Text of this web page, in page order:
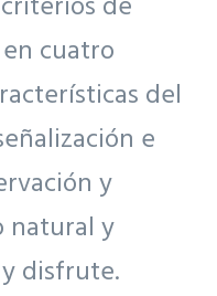
cuatro
del
e
y
natural y
disfrute.